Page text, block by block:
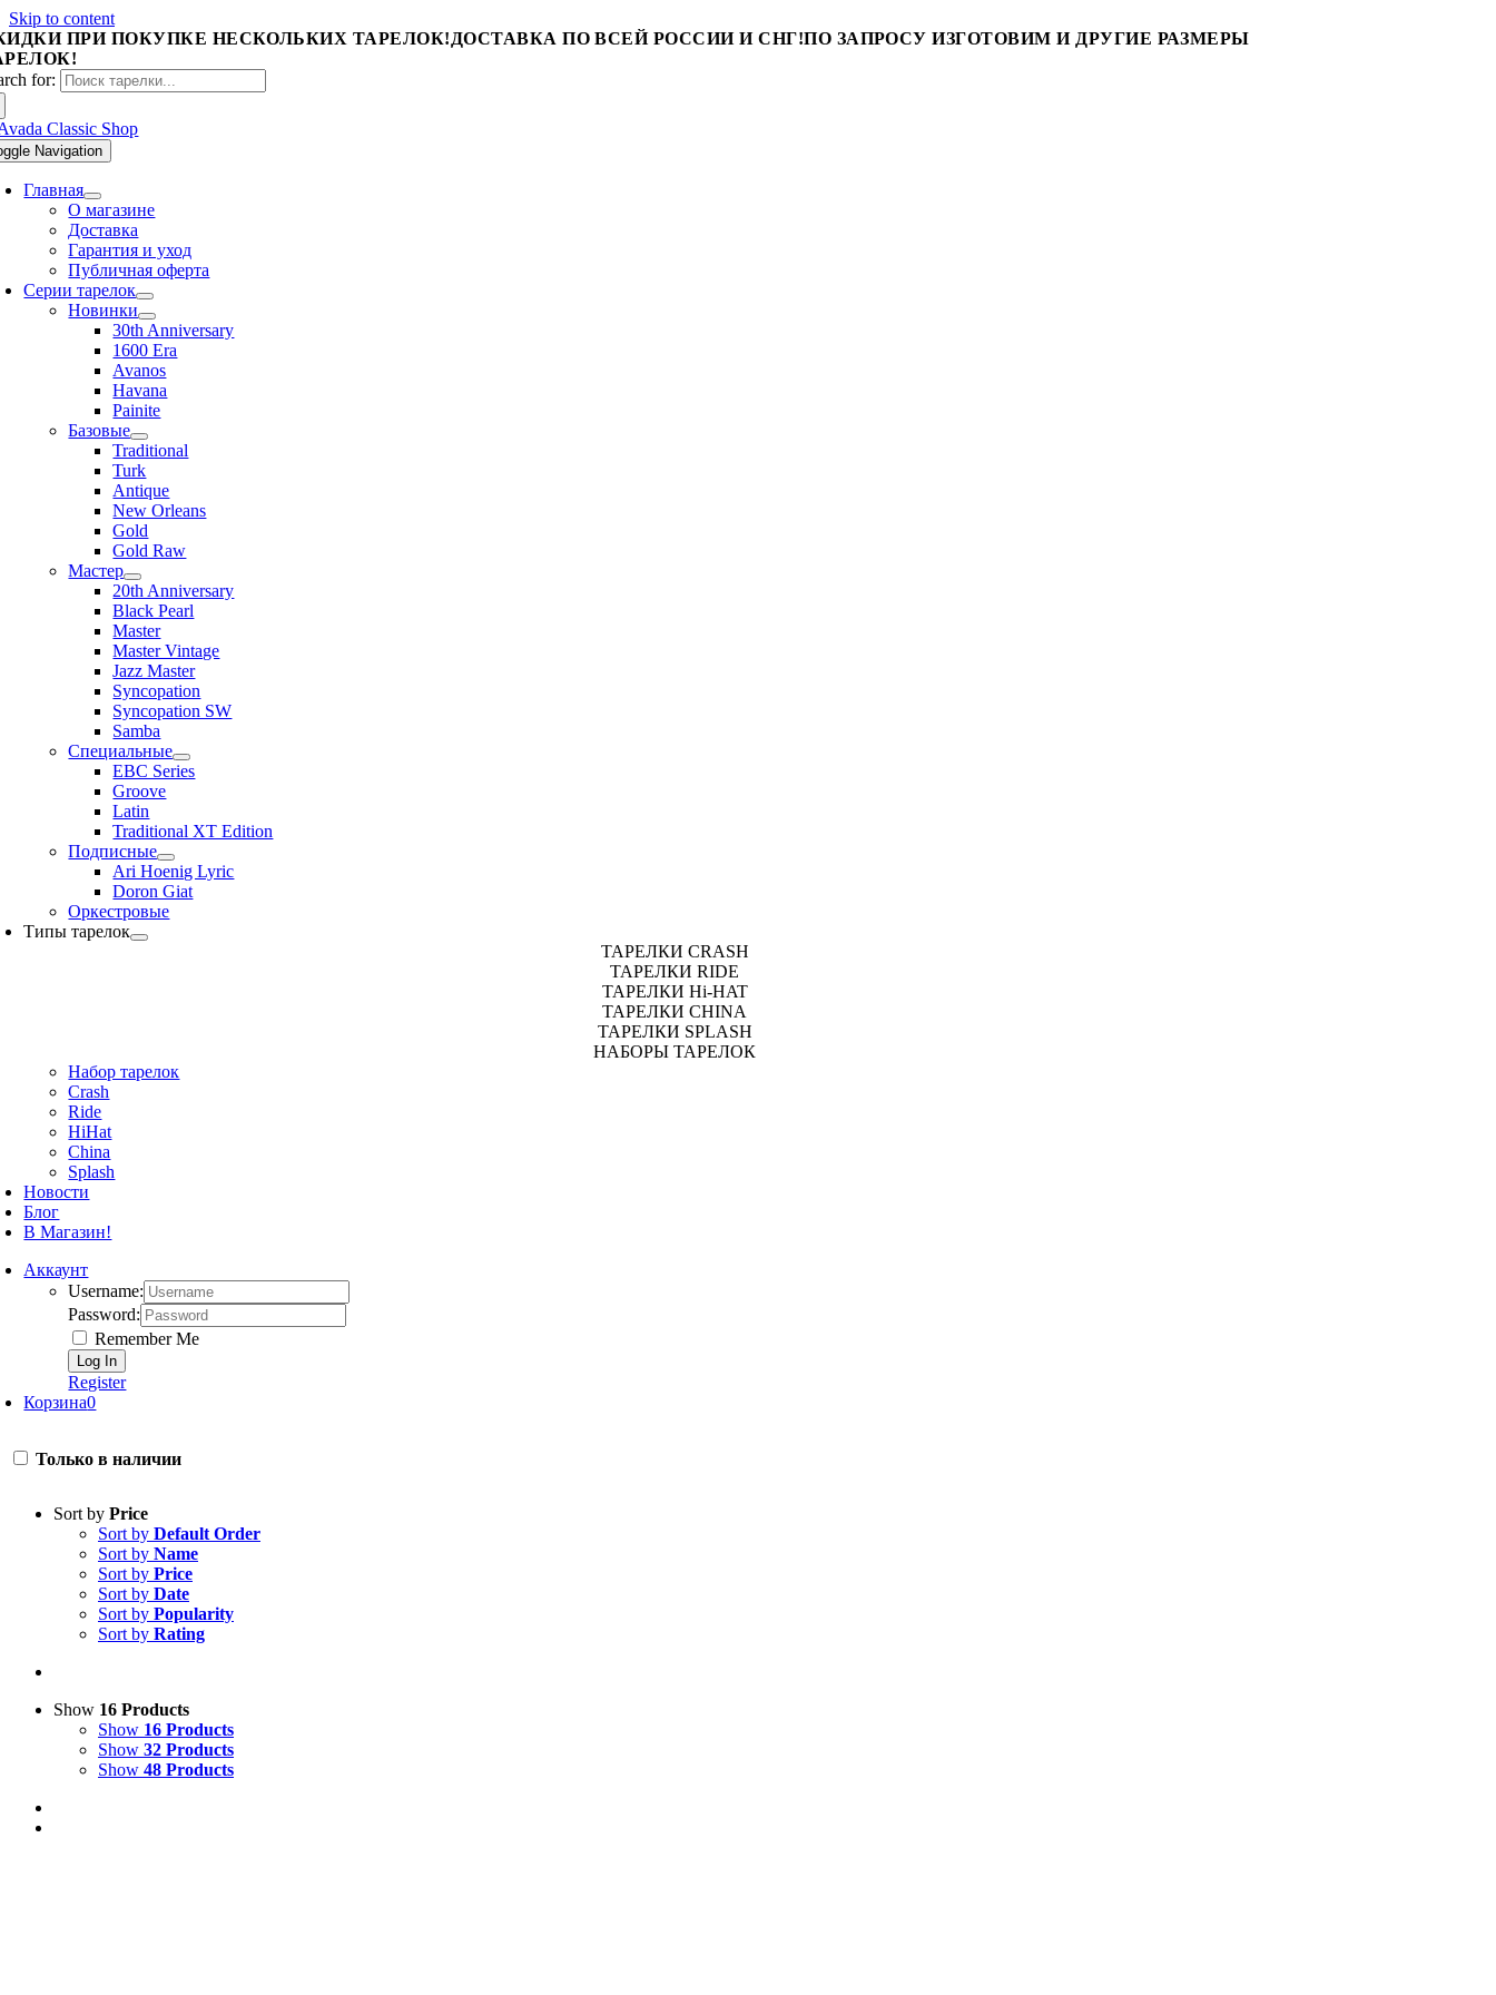
Skip to content
ПРИ ПОКУПКЕ НЕСКОЛЬКИХ ТАРЕЛОК! ДОСТАВКА ПО ВСЕЙ РОССИИ И СНГ!ПО ЗАПРОСУ ИЗГОТОВИМ И ДРУГИЕ РАЗМЕРЫ
for:
Navigation
Главная
О магазине
Доставка
Гарантия и уход
Публичная оферта
Серии тарелок
Новинки
30th Anniversary
1600 Era
Avanos
Havana
Painite
Базовые
Traditional
Turk
Antique
New Orleans
Gold
Gold Raw
Мастер
20th Anniversary
Black Pearl
Master
Master Vintage
Jazz Master
Syncopation
Syncopation SW
Samba
Специальные
EBC Series
Groove
Latin
Traditional XT Edition
Подписные
Ari Hoenig Lyric
Doron Giat
Оркестровые
Типы тарелок
ТАРЕЛКИ CRASH
ТАРЕЛКИ RIDE
ТАРЕЛКИ Hi-HAT
ТАРЕЛКИ CHINA
ТАРЕЛКИ SPLASH
НАБОРЫ ТАРЕЛОК
Набор тарелок
Crash
Ride
HiHat
China
Splash
Новости
Блог
В Магазин!
Аккаунт
Username:
Password:
Remember Me
Register
Корзина0
Только в наличии
Sort by Price
Sort by Default Order
Sort by Name
Sort by Price
Sort by Date
Sort by Popularity
Sort by Rating
Show 16 Products
Show 16 Products
Show 32 Products
Show 48 Products